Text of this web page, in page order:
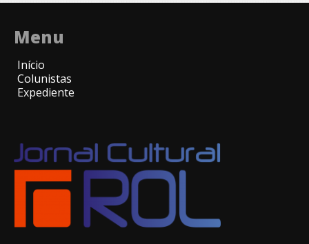
Menu
Início
Colunistas
Expediente